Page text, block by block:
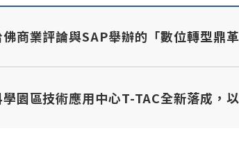
商業評論與SAP舉辦的「數位轉型鼎
園區技術應用中心T-TAC全新落成，